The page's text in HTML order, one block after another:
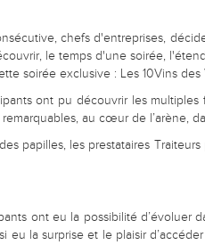
chefs d'entreprises,
le temps d'une soirée,
soirée exclusive : Les 10Vins des
ont pu découvrir les
au cœur de l’arène,
papilles, les prestataires
ont eu la possibilité
eu la surprise et le plaisir